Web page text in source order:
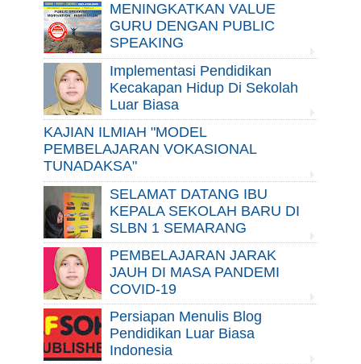
MENINGKATKAN VALUE
GURU DENGAN PUBLIC
SPEAKING
Implementasi Pendidikan
Kecakapan Hidup Di Sekolah
Luar Biasa
KAJIAN ILMIAH "MODEL
PEMBELAJARAN VOKASIONAL
TUNADAKSA"
SELAMAT DATANG IBU
KEPALA SEKOLAH BARU DI
SLBN 1 SEMARANG
PEMBELAJARAN JARAK
JAUH DI MASA PANDEMI
COVID-19
Persiapan Menulis Blog
Pendidikan Luar Biasa
Indonesia